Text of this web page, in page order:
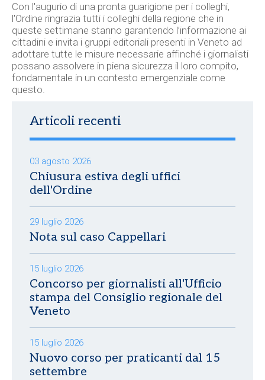
Con l'augurio di una pronta guarigione per i colleghi,
l'Ordine ringrazia tutti i colleghi della regione che in
queste settimane stanno garantendo l’informazione ai
cittadini e invita i gruppi editoriali presenti in Veneto ad
adottare tutte le misure necessarie affinché i giornalisti
possano assolvere in piena sicurezza il loro compito,
fondamentale in un contesto emergenziale come
questo.
Articoli recenti
03 agosto 2026
Chiusura estiva degli uffici
dell'Ordine
29 luglio 2026
Nota sul caso Cappellari
15 luglio 2026
Concorso per giornalisti all'Ufficio
stampa del Consiglio regionale del
Veneto
15 luglio 2026
Nuovo corso per praticanti dal 15
settembre